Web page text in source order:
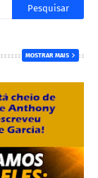
MOSTRAR MAIS